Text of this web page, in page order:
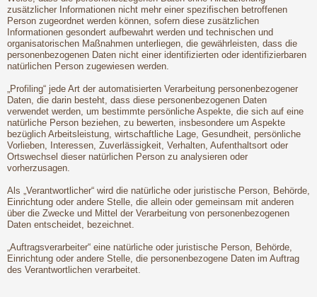
zusätzlicher Informationen nicht mehr einer spezifischen betroffenen
Person zugeordnet werden können, sofern diese zusätzlichen
Informationen gesondert aufbewahrt werden und technischen und
organisatorischen Maßnahmen unterliegen, die gewährleisten, dass die
personenbezogenen Daten nicht einer identifizierten oder identifizierbaren
natürlichen Person zugewiesen werden.
„Profiling“ jede Art der automatisierten Verarbeitung personenbezogener
Daten, die darin besteht, dass diese personenbezogenen Daten
verwendet werden, um bestimmte persönliche Aspekte, die sich auf eine
natürliche Person beziehen, zu bewerten, insbesondere um Aspekte
bezüglich Arbeitsleistung, wirtschaftliche Lage, Gesundheit, persönliche
Vorlieben, Interessen, Zuverlässigkeit, Verhalten, Aufenthaltsort oder
Ortswechsel dieser natürlichen Person zu analysieren oder
vorherzusagen.
Als „Verantwortlicher“ wird die natürliche oder juristische Person, Behörde,
Einrichtung oder andere Stelle, die allein oder gemeinsam mit anderen
über die Zwecke und Mittel der Verarbeitung von personenbezogenen
Daten entscheidet, bezeichnet.
„Auftragsverarbeiter“ eine natürliche oder juristische Person, Behörde,
Einrichtung oder andere Stelle, die personenbezogene Daten im Auftrag
des Verantwortlichen verarbeitet.